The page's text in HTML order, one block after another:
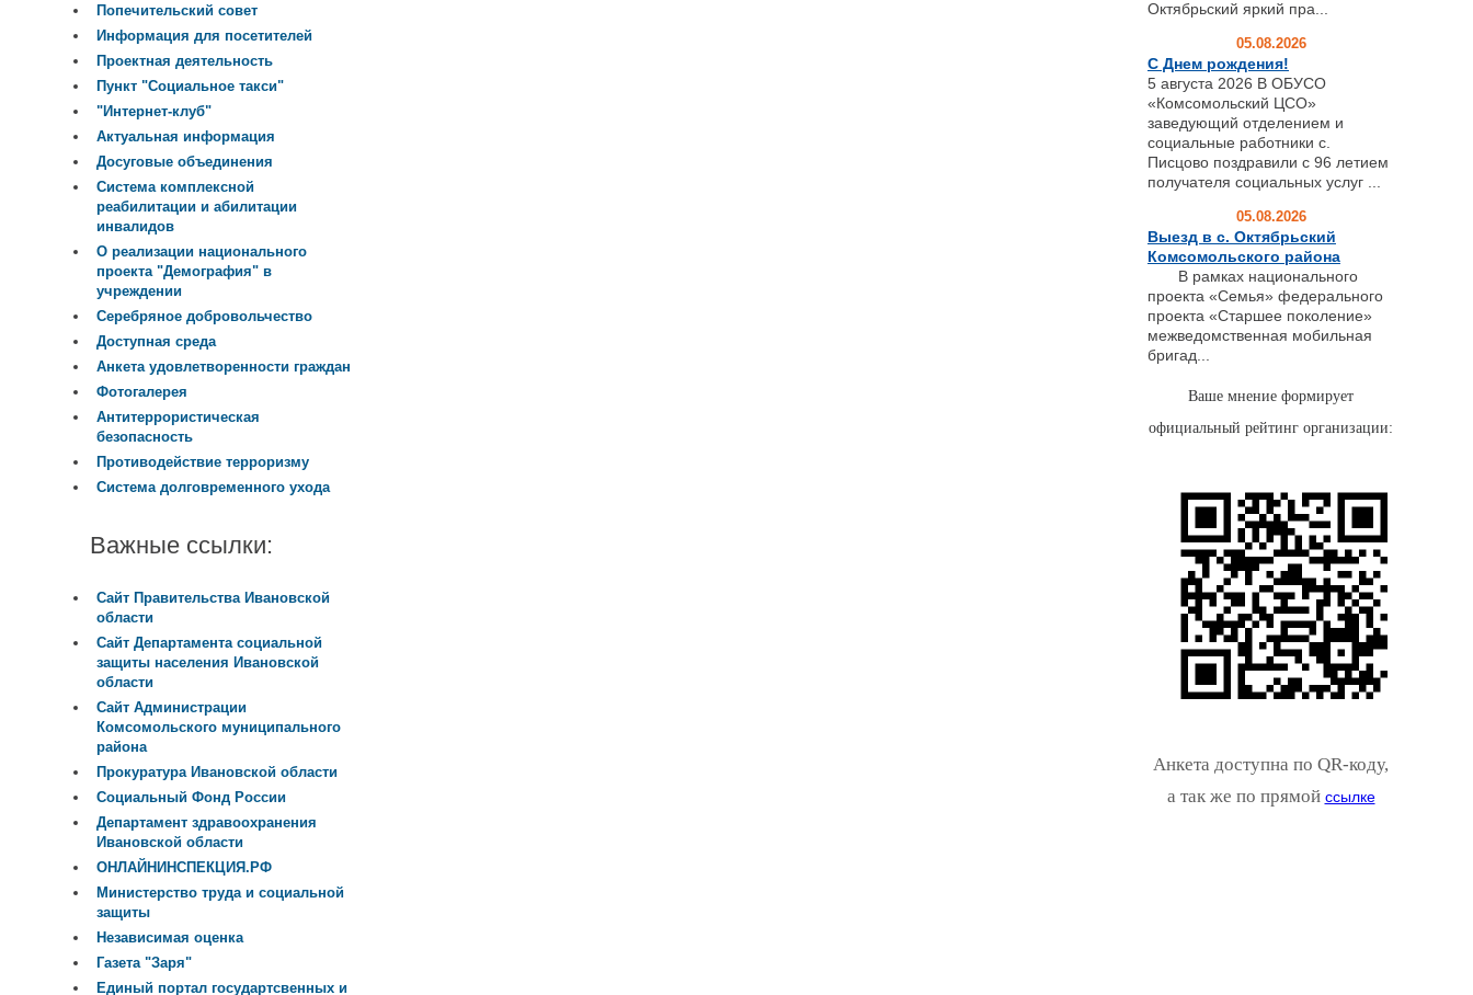
Попечительский совет
Информация для посетителей
Проектная деятельность
Пункт "Социальное такси"
"Интернет-клуб"
Актуальная информация
Досуговые объединения
Система комплексной
реабилитации и абилитации
инвалидов
О реализации национального
проекта "Демография" в
учреждении
Серебряное добровольчество
Доступная среда
Анкета удовлетворенности граждан
Фотогалерея
Антитеррористическая
безопасность
Противодействие терроризму
Система долговременного ухода
Важные ссылки:
Сайт Правительства Ивановской
области
Сайт Департамента социальной
защиты населения Ивановской
области
Сайт Администрации
Комсомольского муниципального
района
Прокуратура Ивановской области
Социальный Фонд России
Департамент здравоохранения
Ивановской области
ОНЛАЙНИНСПЕКЦИЯ.РФ
Министерство труда и социальной
защиты
Независимая оценка
Газета "Заря"
Единый портал государтсвенных и
Октябрьский яркий пра...
05.08.2026
С Днем рождения!
5 августа 2026 В ОБУСО
«Комсомольский ЦСО»
заведующий отделением и
социальные работники с.
Писцово поздравили с 96 летием
получателя социальных услуг ...
05.08.2026
Выезд в с. Октябрьский
Комсомольского района
В рамках национального
проекта «Семья» федерального
проекта «Старшее поколение»
межведомственная мобильная
бригад...
Ваше мнение формирует
официальный рейтинг организации:
Анкета доступна по QR-коду,
а так же по прямой ссылке